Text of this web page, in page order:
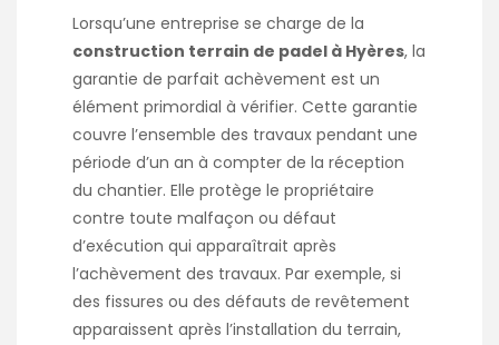
Lorsqu’une entreprise se charge de la
construction terrain de padel à Hyères, la
garantie de parfait achèvement est un
élément primordial à vérifier. Cette garantie
couvre l’ensemble des travaux pendant une
période d’un an à compter de la réception
du chantier. Elle protège le propriétaire
contre toute malfaçon ou défaut
d’exécution qui apparaîtrait après
l’achèvement des travaux. Par exemple, si
des fissures ou des défauts de revêtement
apparaissent après l’installation du terrain,